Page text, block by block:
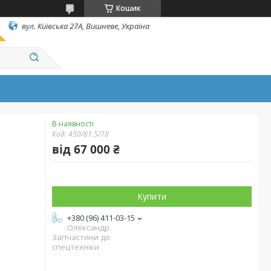
Кошик
вул. Київська 27А, Вишневе, Україна
В наявності
Код:450/81.5/78
від67 000 ₴
Купити
+380 (96) 411-03-15
Олександр
Запчастини до
спецтехніки